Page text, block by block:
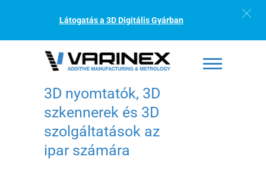
Látogatás a 3D Digitális Gyárban
3D nyomtatók, 3D
szkennerek és 3D
szolgáltatások az
ipar számára